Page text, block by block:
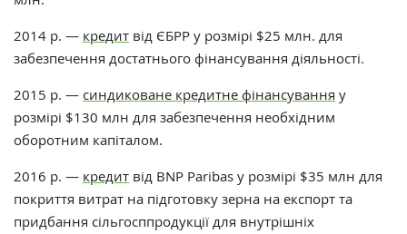
2014 р. — кредит від ЄБРР у ​​розмірі $25 млн. для
забезпечення достатнього фінансування діяльності.
2015 р. — синдиковане кредитне фінансування у
розмірі $130 млн для забезпечення необхідним
оборотним капіталом.
2016 р. — кредит від BNP Paribas у розмірі $35 млн для
покриття витрат на підготовку зерна на експорт та
придбання сільгосппродукції для внутрішніх